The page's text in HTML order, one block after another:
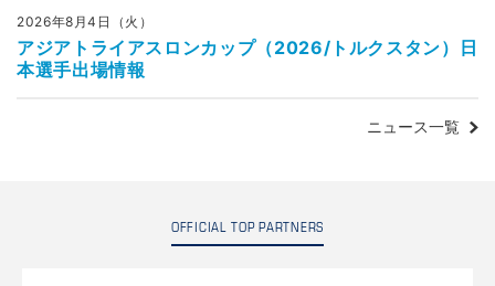
2026年8月4日（火）
アジアトライアスロンカップ（2026/トルクスタン）日
本選手出場情報
ニュース一覧
OFFICIAL TOP PARTNERS